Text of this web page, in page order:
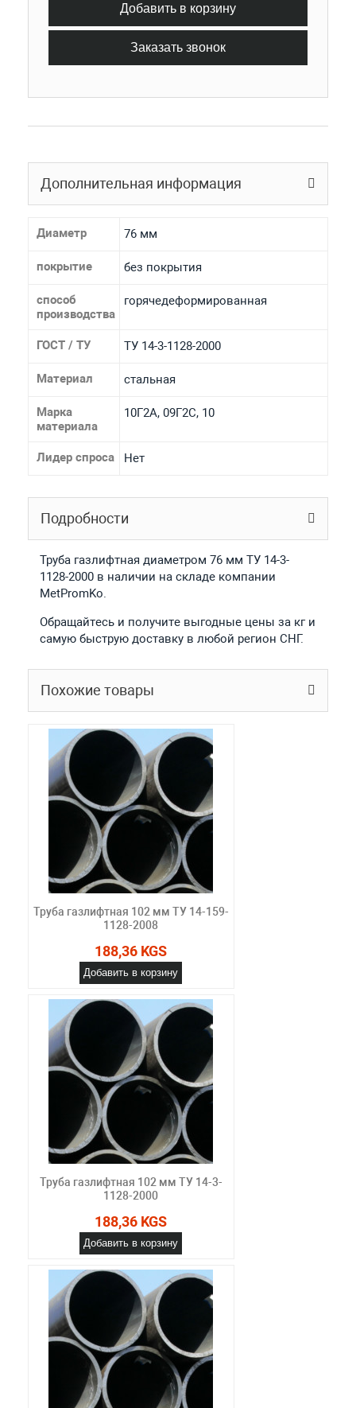
Добавить в корзину
Заказать звонок
Дополнительная информация
Диаметр 76 мм
покрытие без покрытия
способ
производства
горячедеформированная
ГОСТ / ТУ ТУ 14-3-1128-2000
Материал стальная
Марка
материала
10Г2А, 09Г2С, 10
Лидер спроса Нет
Подробности
Труба газлифтная диаметром 76 мм ТУ 14-3-
1128-2000 в наличии на складе компании
MetPromKo.
Обращайтесь и получите выгодные цены за кг и
самую быструю доставку в любой регион СНГ.
Похожие товары
Труба газлифтная 102 мм ТУ 14-159-
1128-2008
188,36 KGS
Добавить в корзину
Труба газлифтная 102 мм ТУ 14-3-
1128-2000
188,36 KGS
Добавить в корзину